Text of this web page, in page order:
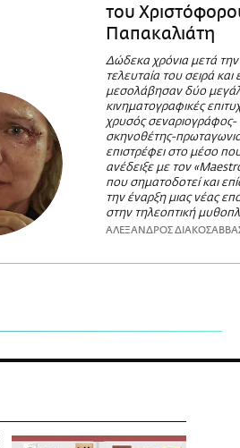
του
Παπακαλιάτη
Δώδεκα χρόνια μετά την
τελευταία του σειρά και
μεσολάβησαν δύο
κινηματογραφικές
χρυσός σεναριογράφος-
σκηνοθέτης-
επιστρέφει στο μέσο
ανέδειξε με τον
που σηματοδοτεί και
την έναρξη μιας νέας
στην τηλεοπτική
ΑΛΕΞΑΝΔΡΟΣ